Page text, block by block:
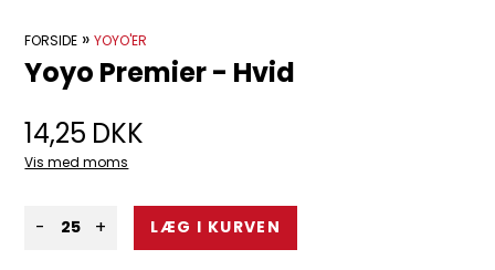
FORSIDE »YOYO'ER
Yoyo Premier - Hvid
14,25 DKK
Vis med moms
- +